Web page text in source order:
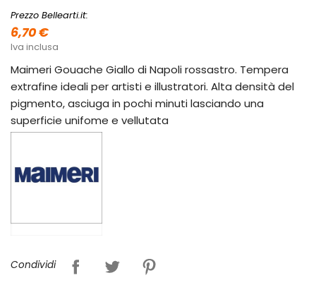
Prezzo Bellearti.it:
6,70 €
Iva inclusa
Maimeri Gouache Giallo di Napoli rossastro. Tempera
extrafine ideali per artisti e illustratori. Alta densità del
pigmento, asciuga in pochi minuti lasciando una
superficie unifome e vellutata
Condividi